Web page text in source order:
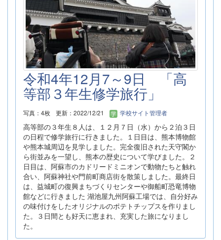
令和4年12月7～9日 「高
等部３年生修学旅行」
写真：4枚 更新：2022/12/21 学校サイト管理者
高等部の３年生８人は、１２月７日（水）から２泊３日
の日程で修学旅行に行きました。１日目は、熊本博物館
や熊本城周辺を見学しました。完全復旧された天守閣か
ら街並みを一望し、熊本の歴史について学びました。２
日目は、阿蘇市のカドリードミニオンで動物たちと触れ
合い、阿蘇神社や門前町商店街を散策しました。最終日
は、益城町の復興まちづくりセンターや御船町恐竜博物
館などに行きました 湖池屋九州阿蘇工場では、自分好み
の味付けをしたオリジナルのポテトチップスを作りまし
た。３日間とも好天に恵まれ、充実した旅になりまし
た。